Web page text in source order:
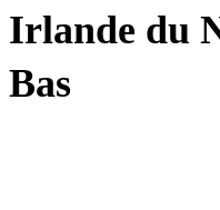
Irlande du
Bas